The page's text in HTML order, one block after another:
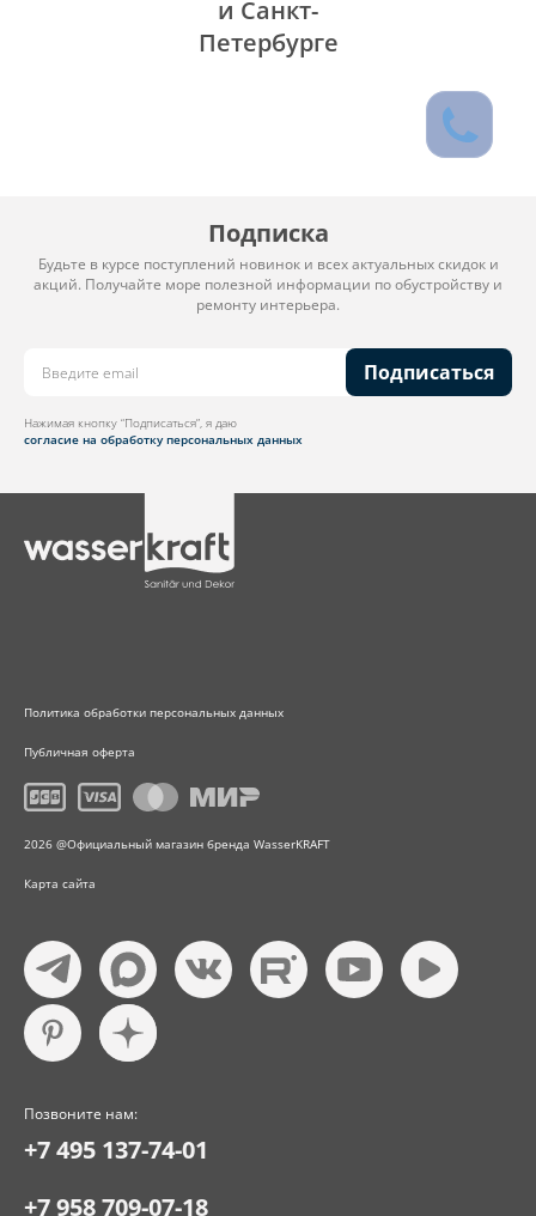
и Санкт-
Петербурге
Подписка
Будьте в курсе поступлений новинок и всех актуальных скидок и
акций. Получайте море полезной информации по обустройству и
ремонту интерьера.
Подписаться
Нажимая кнопку “Подписаться”, я даю
согласие на обработку персональных данных
Политика обработки персональных данных
Публичная оферта
2026 @Официальный магазин бренда WasserKRAFT
Карта сайта
Позвоните нам:
+7 495 137-74-01
+7 958 709-07-18